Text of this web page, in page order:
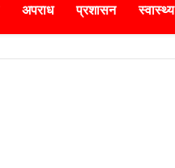
अपराध प्रशासन स्वास्थ्य